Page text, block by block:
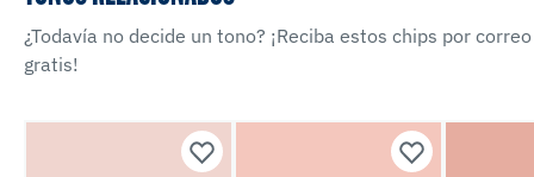
¿Todavía no decide un tono? ¡Reciba estos chips por correo
gratis!